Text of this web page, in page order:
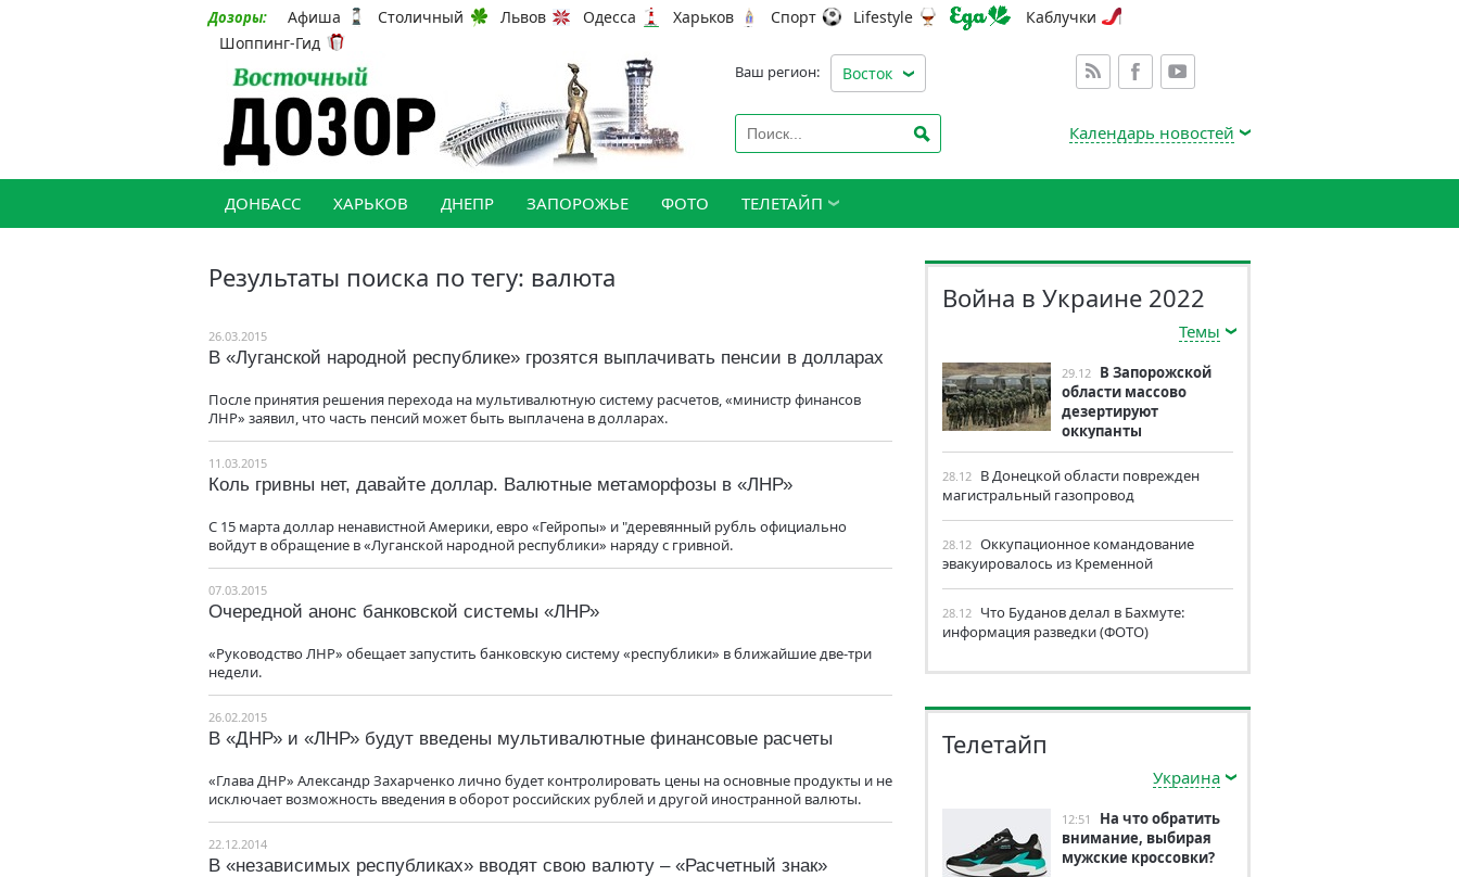
Дозоры: Афиша Столичный Львов Одесса Харьков Спорт Lifestyle
Каблучки
Шоппинг-Гид
Ваш регион: Восток
Календарь новостей
ДОНБАСС ХАРЬКОВ ДНЕПР ЗАПОРОЖЬЕ ФОТО ТЕЛЕТАЙП
Результаты поиска по тегу: валюта
26.03.2015
В «Луганской народной республике» грозятся выплачивать пенсии в долларах
После принятия решения перехода на мультивалютную систему расчетов, «министр финансов
ЛНР» заявил, что часть пенсий может быть выплачена в долларах.
11.03.2015
Коль гривны нет, давайте доллар. Валютные метаморфозы в «ЛНР»
С 15 марта доллар ненавистной Америки, евро «Гейропы» и "деревянный рубль официально
войдут в обращение в «Луганской народной республики» наряду с гривной.
07.03.2015
Очередной анонс банковской системы «ЛНР»
«Руководство ЛНР» обещает запустить банковскую систему «республики» в ближайшие две-три
недели.
26.02.2015
В «ДНР» и «ЛНР» будут введены мультивалютные финансовые расчеты
«Глава ДНР» Александр Захарченко лично будет контролировать цены на основные продукты и не
исключает возможность введения в оборот российских рублей и другой иностранной валюты.
22.12.2014
В «независимых республиках» вводят свою валюту – «Расчетный знак»
Война в Украине 2022
Темы
29.12 В Запорожской
области массово
дезертируют
оккупанты
28.12 В Донецкой области поврежден
магистральный газопровод
28.12 Оккупационное командование
эвакуировалось из Кременной
28.12 Что Буданов делал в Бахмуте:
информация разведки (ФОТО)
Телетайп
Украина
12:51
На что обратить
внимание, выбирая
мужские кроссовки?